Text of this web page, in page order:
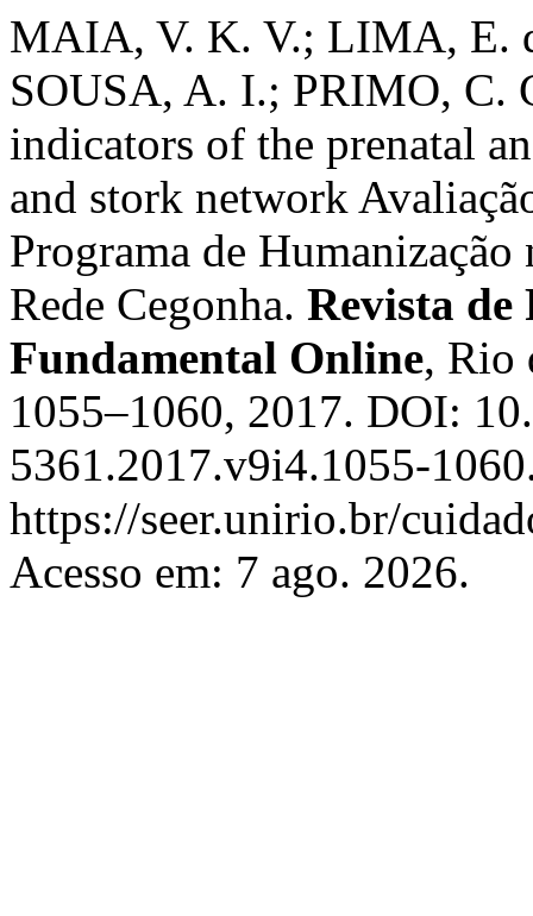
MAIA, V. K. V.; LIMA, E.
SOUSA, A. I.; PRIMO, C.
indicators of the prenatal
and stork network
Programa de
Rede Cegonha. Revista de
Fundamental Online, Rio
1055–1060, 2017. DOI:
5361.2017.v9i4.1055-
https://seer.unirio.br/
Acesso em: 7 ago. 2026.